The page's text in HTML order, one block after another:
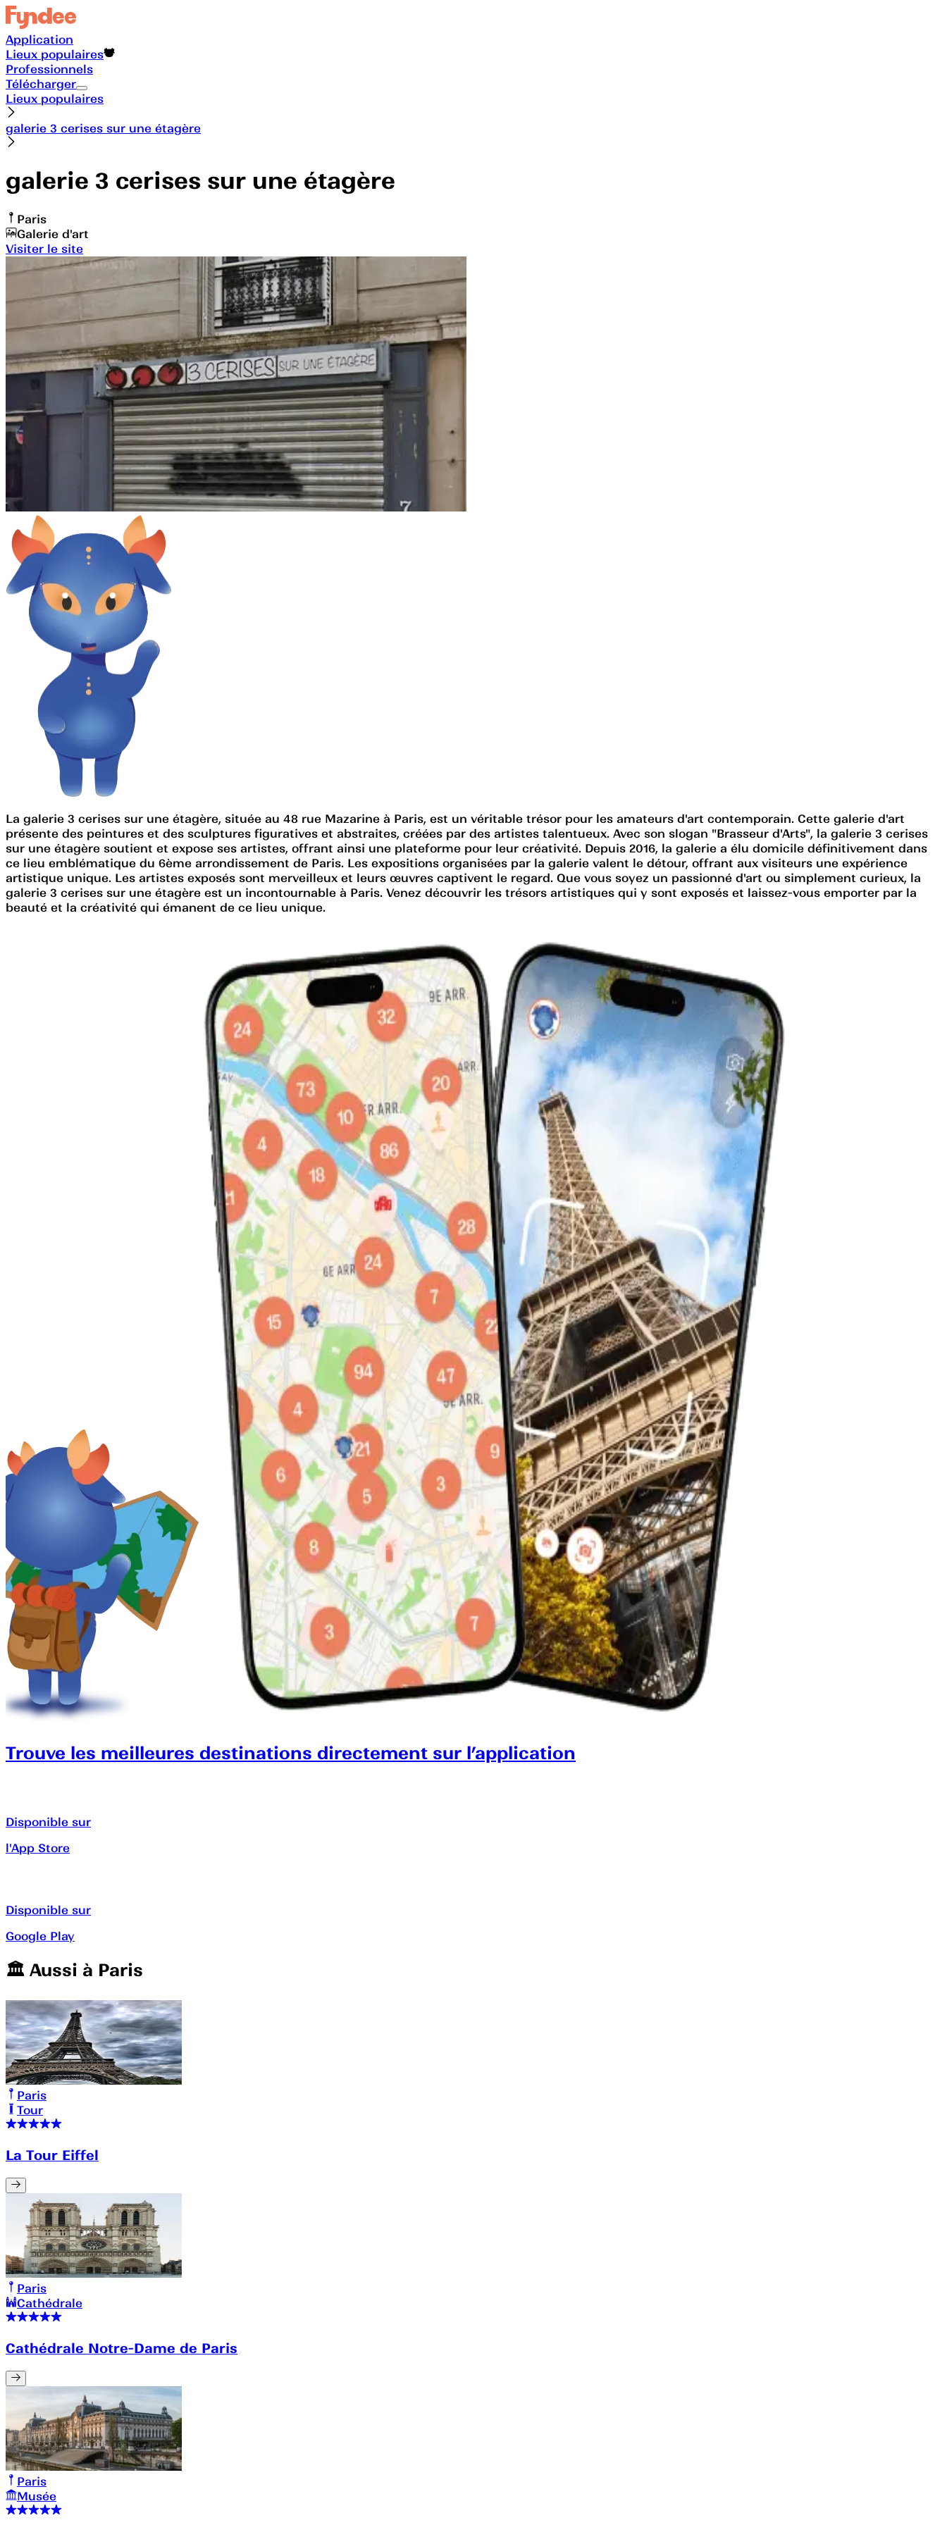
Application
Lieux populaires
Professionnels
Télécharger
Lieux populaires
galerie 3 cerises sur une étagère
galerie 3 cerises sur une étagère
Paris
Galerie d'art
Visiter le site
La galerie 3 cerises sur une étagère, située au 48 rue Mazarine à Paris, est un véritable trésor pour les amateurs d'art contemporain. Cette galerie d'art
présente des peintures et des sculptures figuratives et abstraites, créées par des artistes talentueux. Avec son slogan "Brasseur d'Arts", la galerie 3 cerises
sur une étagère soutient et expose ses artistes, offrant ainsi une plateforme pour leur créativité. Depuis 2016, la galerie a élu domicile définitivement dans
ce lieu emblématique du 6ème arrondissement de Paris. Les expositions organisées par la galerie valent le détour, offrant aux visiteurs une expérience
artistique unique. Les artistes exposés sont merveilleux et leurs œuvres captivent le regard. Que vous soyez un passionné d'art ou simplement curieux, la
galerie 3 cerises sur une étagère est un incontournable à Paris. Venez découvrir les trésors artistiques qui y sont exposés et laissez-vous emporter par la
beauté et la créativité qui émanent de ce lieu unique.
Trouve les meilleures destinations directement sur l’application
Disponible sur
l'App Store
Disponible sur
Google Play
🏛️️ Aussi à Paris
Paris
Tour
La Tour Eiffel
Paris
Cathédrale
Cathédrale Notre-Dame de Paris
Paris
Musée